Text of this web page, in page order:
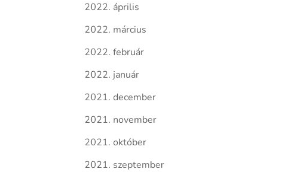
2022. április
2022. március
2022. február
2022. január
2021. december
2021. november
2021. október
2021. szeptember